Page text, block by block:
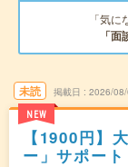
「気
「面
未読
NEW
掲載日 2026/
【1900円】
ー」サポート